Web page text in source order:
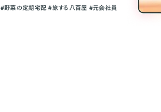
＃野菜の定期宅配 ＃旅する八百屋 ＃元会社員